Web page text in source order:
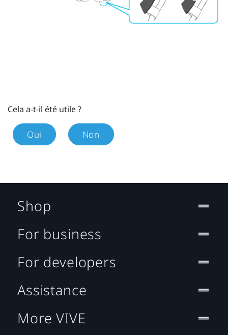
Cela a-t-il été utile ?
Oui Non
Shop
For business
For developers
Assistance
More VIVE